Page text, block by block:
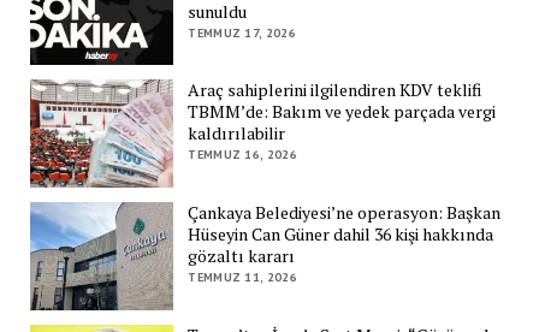
sunuldu
TEMMUZ 17, 2026
Araç sahiplerini ilgilendiren KDV teklifi
TBMM’de: Bakım ve yedek parçada vergi
kaldırılabilir
TEMMUZ 16, 2026
Çankaya Belediyesi’ne operasyon: Başkan
Hüseyin Can Güner dahil 36 kişi hakkında
gözaltı kararı
TEMMUZ 11, 2026